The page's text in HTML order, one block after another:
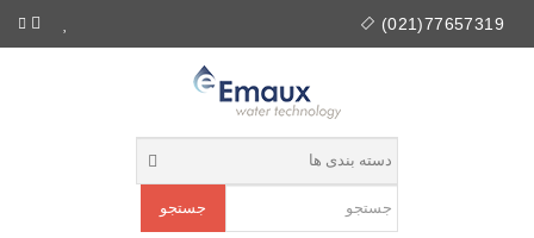
77657319(021)
جستجو